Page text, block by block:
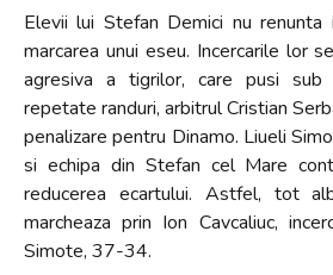
Elevii lui Stefan Demici nu renunta
marcarea unui eseu. Incercarile lor
agresiva a tigrilor, care pusi sub
repetate randuri, arbitrul Cristian
penalizare pentru Dinamo. Liueli
si echipa din Stefan cel Mare
reducerea ecartului. Astfel, tot
marcheaza prin Ion Cavcaliuc,
Simote, 37-34.